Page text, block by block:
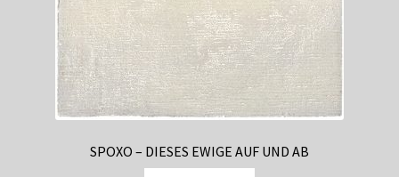
SPOXO – DIESES EWIGE AUF UND AB